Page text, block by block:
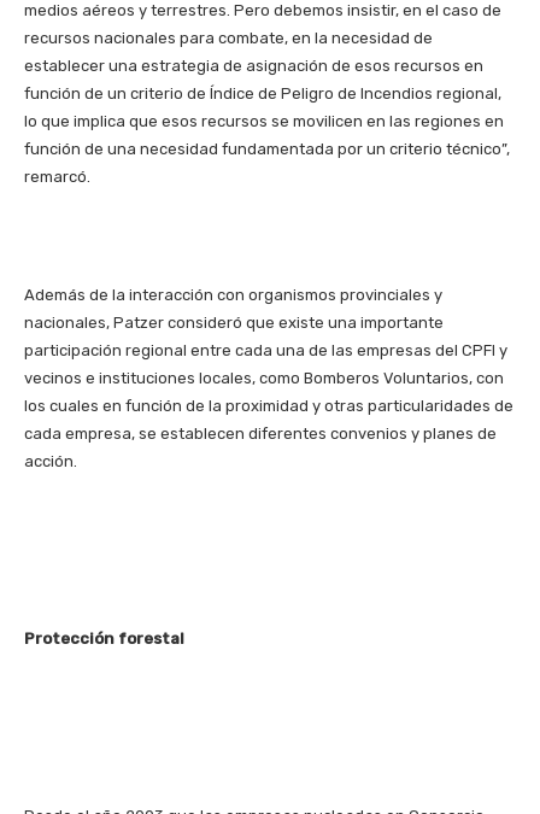
medios aéreos y terrestres. Pero debemos insistir, en el caso de
recursos nacionales para combate, en la necesidad de
establecer una estrategia de asignación de esos recursos en
función de un criterio de Índice de Peligro de Incendios regional,
lo que implica que esos recursos se movilicen en las regiones en
función de una necesidad fundamentada por un criterio técnico”,
remarcó.
Además de la interacción con organismos provinciales y
nacionales, Patzer consideró que existe una importante
participación regional entre cada una de las empresas del CPFI y
vecinos e instituciones locales, como Bomberos Voluntarios, con
los cuales en función de la proximidad y otras particularidades de
cada empresa, se establecen diferentes convenios y planes de
acción.
Protección forestal